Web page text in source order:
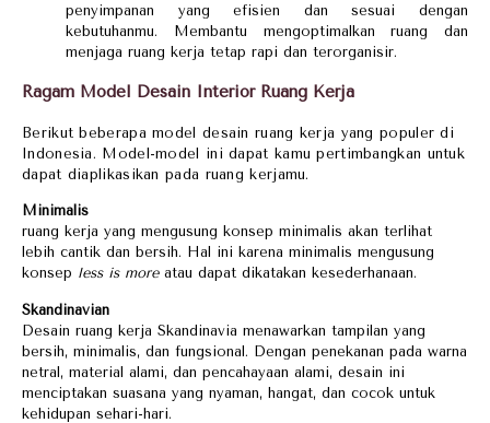
penyimpanan yang efisien dan sesuai dengan
kebutuhanmu. Membantu mengoptimalkan ruang dan
menjaga ruang kerja tetap rapi dan terorganisir.
Ragam Model Desain Interior Ruang Kerja
Berikut beberapa model desain ruang kerja yang populer di
Indonesia. Model-model ini dapat kamu pertimbangkan untuk
dapat diaplikasikan pada ruang kerjamu.
Minimalis
ruang kerja yang mengusung konsep minimalis akan terlihat
lebih cantik dan bersih. Hal ini karena minimalis mengusung
konsep less is moreatau dapat dikatakan kesederhanaan.
Skandinavian
Desain ruang kerja Skandinavia menawarkan tampilan yang
bersih, minimalis, dan fungsional. Dengan penekanan pada warna
netral, material alami, dan pencahayaan alami, desain ini
menciptakan suasana yang nyaman, hangat, dan cocok untuk
kehidupan sehari-hari.